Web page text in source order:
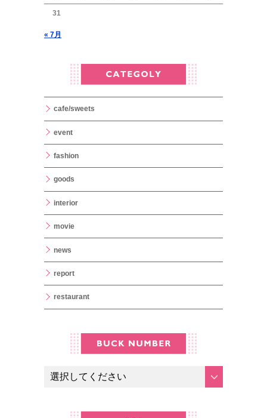
31
« 7月
cafe/sweets
event
fashion
goods
interior
movie
news
report
restaurant